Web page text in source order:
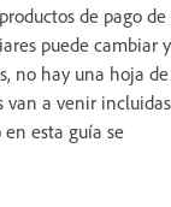
de pago de
puede cambiar y
no hay una hoja de
van a venir incluidas
esta guía se